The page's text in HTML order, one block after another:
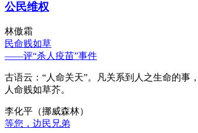
公民维权
林傲霜
民命贱如草
——评“杀人疫苗”事件
古语云：“人命关天”。凡关系到人之生命的事
人命贱如草芥。
李化平（挪威森林）
等您，边民兄弟